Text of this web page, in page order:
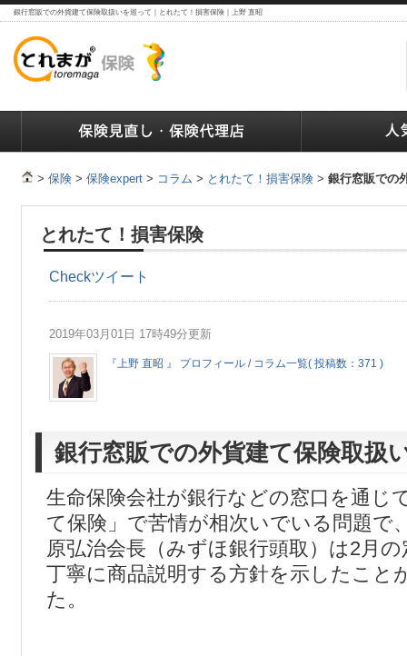
銀行窓販での外貨建て保険取扱いを巡って｜とれたて！損害保険｜上野 直昭
> 保険 > 保険expert > コラム > とれたて！損害保険 > 銀行窓販での
とれたて！損害保険
Checkツイート
2019年03月01日 17時49分更新
『上野 直昭 』 プロフィール / コラム一覧( 投稿数：371 )
銀行窓販での外貨建て保険取扱
生命保険会社が銀行などの窓口を通じ
て保険」で苦情が相次いでいる問題で
原弘治会長（みずほ銀行頭取）は2月
丁寧に商品説明する方針を示したこと
た。